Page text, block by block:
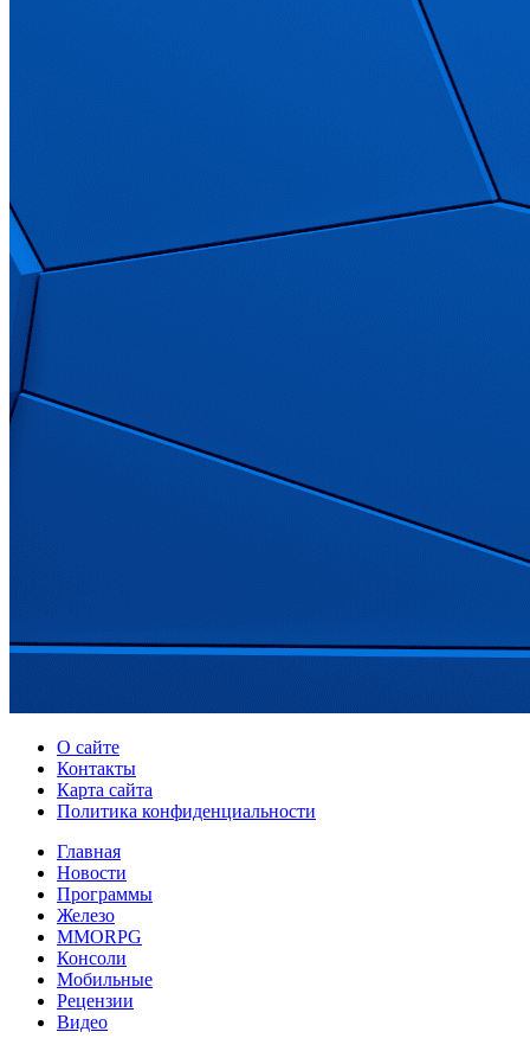
О сайте
Контакты
Карта сайта
Политика конфиденциальности
Главная
Новости
Программы
Железо
MMORPG
Консоли
Мобильные
Рецензии
Видео